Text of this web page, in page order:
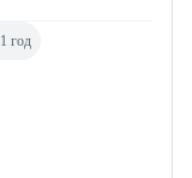
1 год